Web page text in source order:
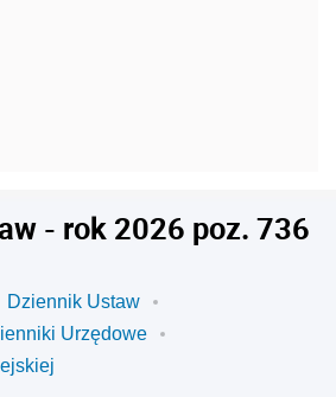
- rok 2026 poz. 736
Dziennik Ustaw
Urzędowe